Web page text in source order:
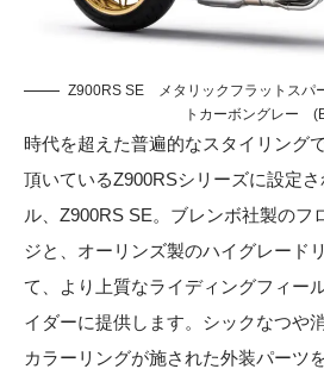
Z900RS SE メタリックフラットスパ
トカーボングレー
時代を超えた普遍的なスタイリング
頂いているZ900RSシリーズに設定
ル、Z900RS SE。ブレンボ社製のフ
ジと、オーリンズ製のハイグレード
て、より上質なライディングフィー
イダーに提供します。シックなつや
カラーリングが施された外装パーツ